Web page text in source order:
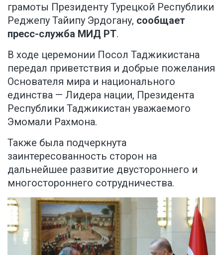
грамоты Президенту Турецкой Республики
Реджепу Тайипу Эрдогану, сообщает
пресс-служба МИД РТ.
В ходе церемонии Посол Таджикистана
передал приветствия и добрые пожелания
Основателя мира и национального
единства — Лидера нации, Президента
Республики Таджикистан уважаемого
Эмомали Рахмона.
Также была подчеркнута
заинтересованность сторон на
дальнейшее развитие двустороннего и
многостороннего сотрудничества.